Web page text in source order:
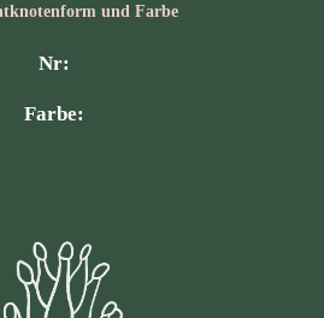
und Farbe
Nr:
Farbe: